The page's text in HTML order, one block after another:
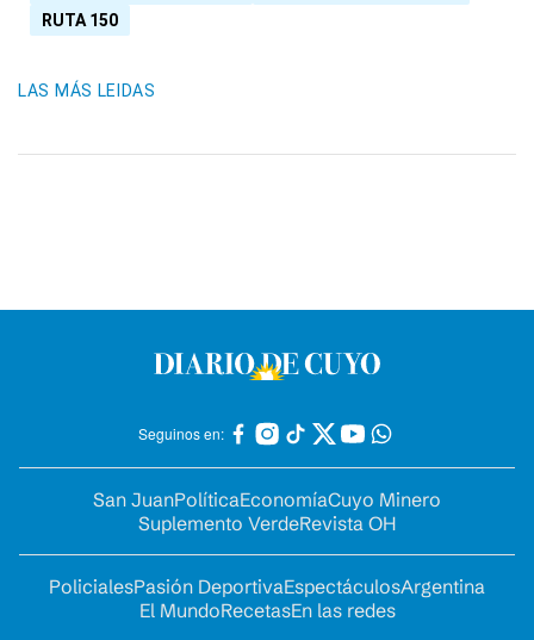
RUTA 150
LAS MÁS LEIDAS
Seguinos en:
San JuanPolíticaEconomíaCuyo Minero
Suplemento VerdeRevista OH
PolicialesPasión DeportivaEspectáculosArgentina
El MundoRecetasEn las redes